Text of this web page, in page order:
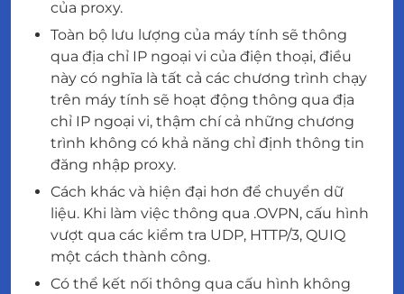
của proxy.
Toàn bộ lưu lượng của máy tính sẽ thông
qua địa chỉ IP ngoại vi của điện thoại, điều
này có nghĩa là tất cả các chương trình chạy
trên máy tính sẽ hoạt động thông qua địa
chỉ IP ngoại vi, thậm chí cả những chương
trình không có khả năng chỉ định thông tin
đăng nhập proxy.
Cách khác và hiện đại hơn để chuyển dữ
liệu. Khi làm việc thông qua .OVPN, cấu hình
vượt qua các kiểm tra UDP, HTTP/3, QUIQ
một cách thành công.
Có thể kết nối thông qua cấu hình không